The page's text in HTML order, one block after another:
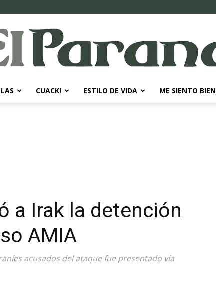
CUACK! ESTILO DE VIDA ME SIENTO BIEN
a Irak la detención
AMIA
acusados del ataque fue presentado vía